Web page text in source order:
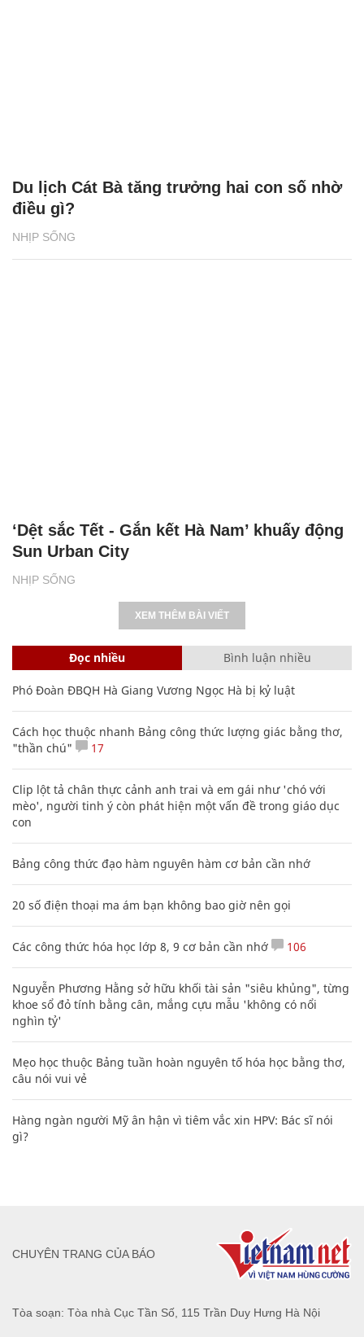
NHỊP SỐNG
Du lịch Cát Bà tăng trưởng hai con số nhờ
điều gì?
NHỊP SỐNG
‘Dệt sắc Tết - Gắn kết Hà Nam’ khuấy động
Sun Urban City
XEM THÊM BÀI VIẾT
Đọc nhiều Bình luận nhiều
Phó Đoàn ĐBQH Hà Giang Vương Ngọc Hà bị kỷ luật
Cách học thuộc nhanh Bảng công thức lượng giác bằng thơ,
"thần chú"
17
Clip lột tả chân thực cảnh anh trai và em gái như 'chó với
mèo', người tinh ý còn phát hiện một vấn đề trong giáo dục
con
Bảng công thức đạo hàm nguyên hàm cơ bản cần nhớ
20 số điện thoại ma ám bạn không bao giờ nên gọi
Các công thức hóa học lớp 8, 9 cơ bản cần nhớ 106
Nguyễn Phương Hằng sở hữu khối tài sản "siêu khủng", từng
khoe sổ đỏ tính bằng cân, mắng cựu mẫu 'không có nổi
nghìn tỷ'
Mẹo học thuộc Bảng tuần hoàn nguyên tố hóa học bằng thơ,
câu nói vui vẻ
Hàng ngàn người Mỹ ân hận vì tiêm vắc xin HPV: Bác sĩ nói
gì?
Tòa soạn: Tòa nhà Cục Tần Số, 115 Trần Duy Hưng Hà Nội
CHUYÊN TRANG CỦA BÁO